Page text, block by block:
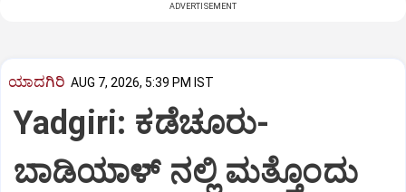
ADVERTISEMENT
ಯಾದಗಿರಿ AUG 7, 2026, 5:39 PM IST
Yadgiri: ಕಡೆಚೂರು-
ಬಾಡಿಯಾಳ್ ನಲ್ಲಿ ಮತ್ತೊಂದು